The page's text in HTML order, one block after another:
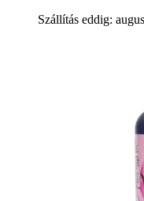
Szállítás eddig: